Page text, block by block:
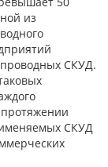
из
СКУД.
СКУД